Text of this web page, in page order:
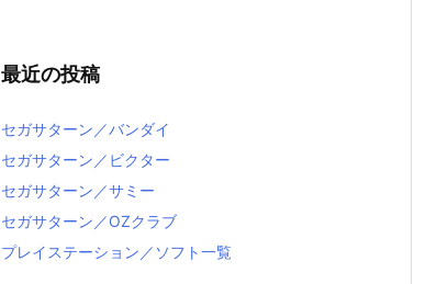
最近の投稿
セガサターン／バンダイ
セガサターン／ビクター
セガサターン／サミー
セガサターン／OZクラブ
プレイステーション／ソフト一覧